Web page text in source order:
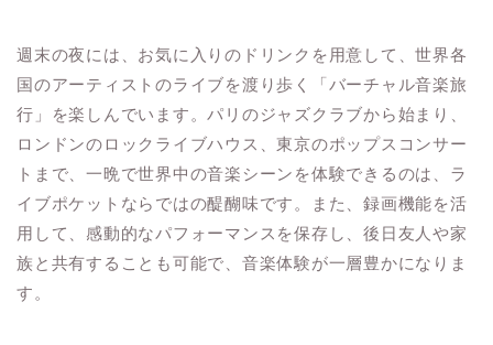
週末の夜には、お気に入りのドリンクを用意して、世界各
国のアーティストのライブを渡り歩く「バーチャル音楽旅
行」を楽しんでいます。パリのジャズクラブから始まり、
ロンドンのロックライブハウス、東京のポップスコンサー
トまで、一晩で世界中の音楽シーンを体験できるのは、ラ
イブポケットならではの醍醐味です。また、録画機能を活
用して、感動的なパフォーマンスを保存し、後日友人や家
族と共有することも可能で、音楽体験が一層豊かになりま
す。